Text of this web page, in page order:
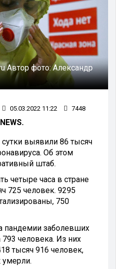
Автор фото:Александр
05.03.2022 11:22 7448
выявили 86 тысяч
Об этом
штаб.
четыре часа в стране
725 человек. 9295
750
пандемии заболевших
человека. Из них
тысяч 916 человек,
умерли.